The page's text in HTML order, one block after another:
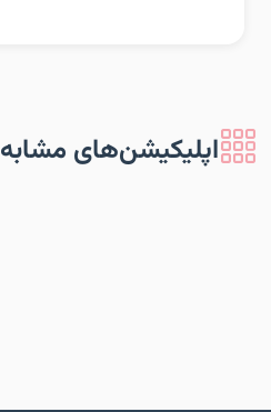
اپلیکیشن‌های مشابه